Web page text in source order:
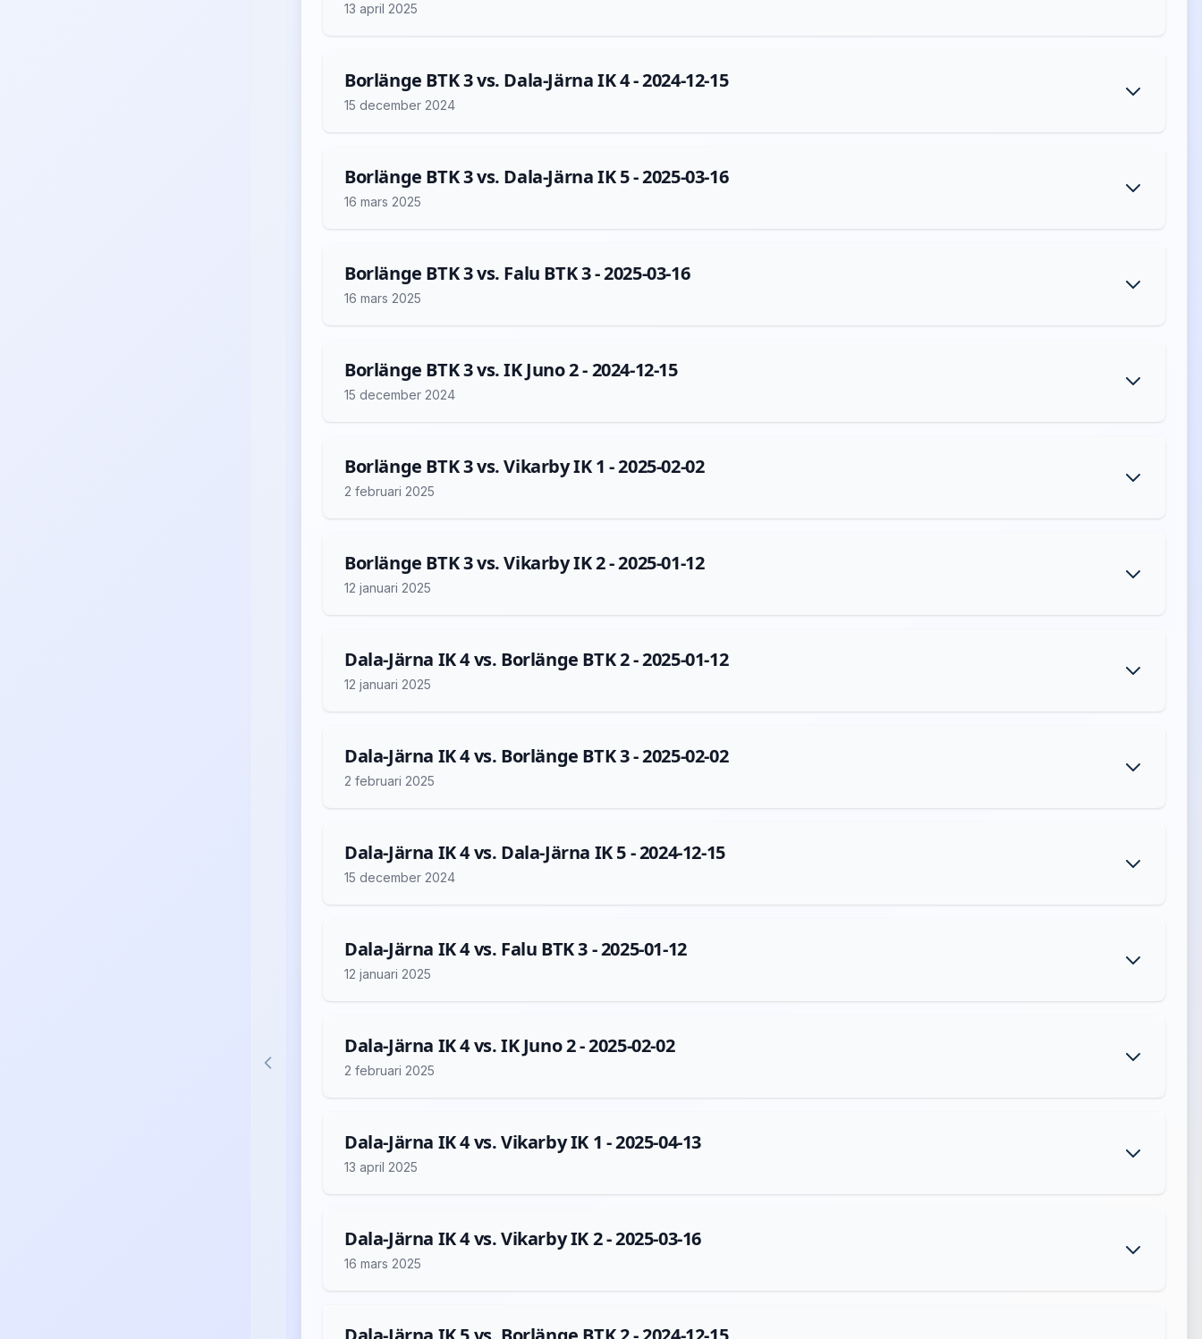
13 april 2025
Borlänge BTK 3 vs. Dala-Järna IK 4 - 2024-12-15
15 december 2024
Borlänge BTK 3 vs. Dala-Järna IK 5 - 2025-03-16
16 mars 2025
Borlänge BTK 3 vs. Falu BTK 3 - 2025-03-16
16 mars 2025
Borlänge BTK 3 vs. IK Juno 2 - 2024-12-15
15 december 2024
Borlänge BTK 3 vs. Vikarby IK 1 - 2025-02-02
2 februari 2025
Borlänge BTK 3 vs. Vikarby IK 2 - 2025-01-12
12 januari 2025
Dala-Järna IK 4 vs. Borlänge BTK 2 - 2025-01-12
12 januari 2025
Dala-Järna IK 4 vs. Borlänge BTK 3 - 2025-02-02
2 februari 2025
Dala-Järna IK 4 vs. Dala-Järna IK 5 - 2024-12-15
15 december 2024
Dala-Järna IK 4 vs. Falu BTK 3 - 2025-01-12
12 januari 2025
Dala-Järna IK 4 vs. IK Juno 2 - 2025-02-02
2 februari 2025
Dala-Järna IK 4 vs. Vikarby IK 1 - 2025-04-13
13 april 2025
Dala-Järna IK 4 vs. Vikarby IK 2 - 2025-03-16
16 mars 2025